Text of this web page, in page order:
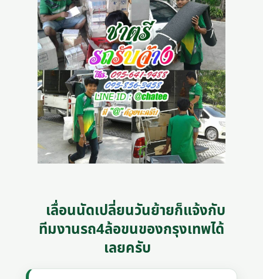
เลื่อนนัดเปลี่ยนวันย้ายก็แจ้งกับ
ทีมงานรถ4ล้อขนของกรุงเทพได้
เลยครับ